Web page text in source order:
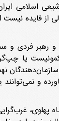
ایران
فایده نیست
و رهبر فردی و
یا
و
پهلوی،